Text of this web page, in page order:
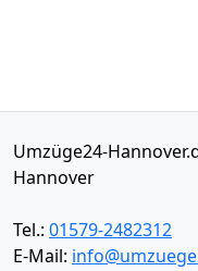
Umzüge24-
Hannover
Tel.: 01579-2482312
E-Mail: